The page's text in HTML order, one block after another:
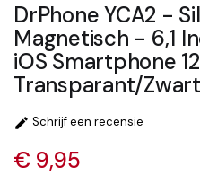
DrPhone YCA2 -
Magnetisch - 6,1
iOS Smartphone
Transparant/Zwart
 Schrijf een recensie
€ 9,95